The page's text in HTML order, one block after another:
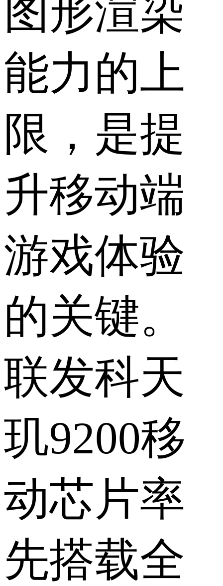
图形渲染
能力的上
限，是提
升移动端
游戏体验
的关键。
联发科天
玑9200移
动芯片率
先搭载全